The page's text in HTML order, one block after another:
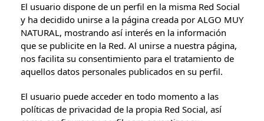
El usuario dispone de un perfil en la misma Red Social
y ha decidido unirse a la página creada por ALGO MUY
NATURAL, mostrando así interés en la información
que se publicite en la Red. Al unirse a nuestra página,
nos facilita su consentimiento para el tratamiento de
aquellos datos personales publicados en su perfil.
El usuario puede acceder en todo momento a las
políticas de privacidad de la propia Red Social, así